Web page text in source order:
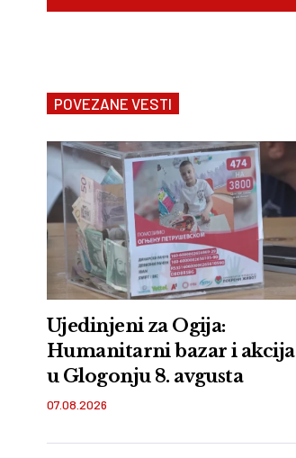
POVEZANE VESTI
Ujedinjeni za Ogija:
Humanitarni bazar i akcija
u Glogonju 8. avgusta
07.08.2026